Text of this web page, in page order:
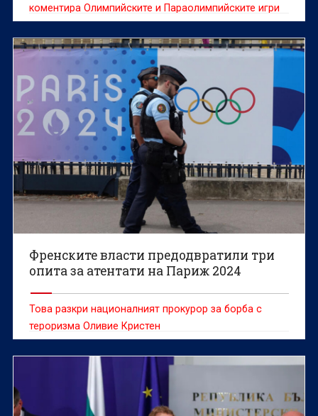
коментира Олимпийските и Параолимпийските игри
Френските власти предодвратили три
опита за атентати на Париж 2024
Това разкри националният прокурор за борба с
тероризма Оливие Кристен